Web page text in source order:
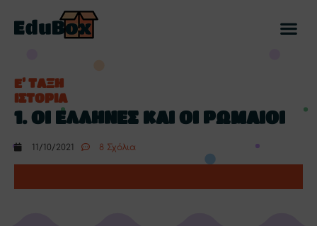
Ε’ ΤΑΞΗ
ΙΣΤΟΡΙΑ
1. ΟΙ ΕΛΛΗΝΕΣ ΚΑΙ ΟΙ ΡΩΜΑΙΟΙ
11/10/2021 8 Σχόλια